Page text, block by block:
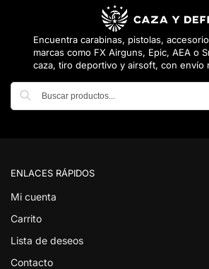
Encuentra carabinas, pistolas,
marcas como FX Airguns, Epic, AEA o
caza, tiro deportivo y airsoft, con envío
ENLACES RÁPIDOS
Mi cuenta
Carrito
Lista de deseos
Contacto